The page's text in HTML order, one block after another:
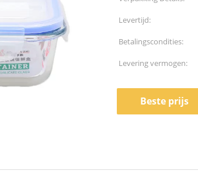
Levertijd:
Betalingscondities:
Levering vermogen:
Beste prijs